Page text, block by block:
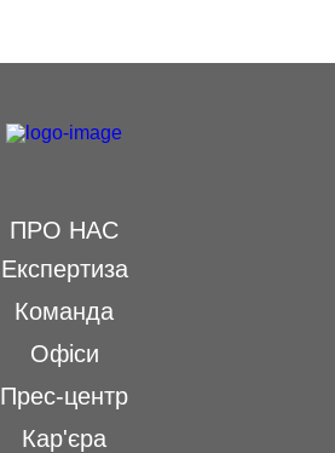
ПРО НАС
Експертиза
Команда
Офіси
Прес-центр
Кар'єра